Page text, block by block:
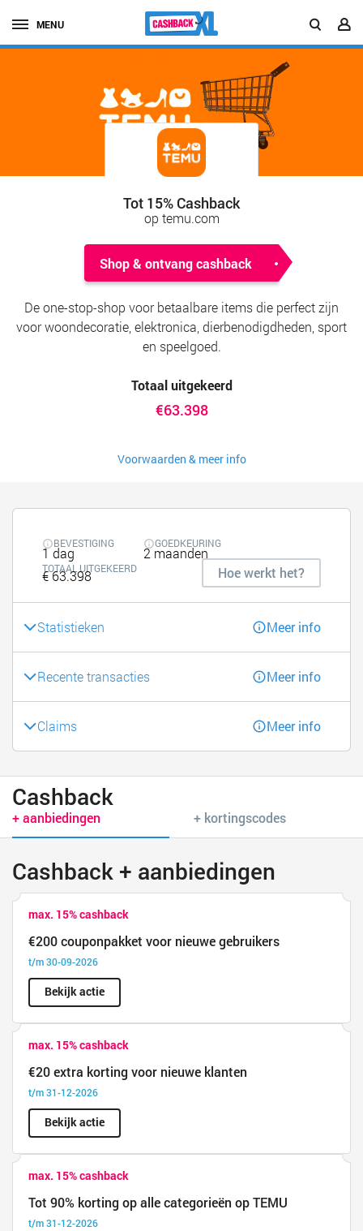
MENU
Tot 15% Cashback
op temu.com
Shop & ontvang cashback
De one-stop-shop voor betaalbare items die perfect zijn
voor woondecoratie, elektronica, dierbenodigdheden, sport
en speelgoed.
Totaal uitgekeerd
€63.398
Voorwaarden & meer info
BEVESTIGING
1 dag
GOEDKEURING
2 maanden
TOTAAL UITGEKEERD
€ 63.398 Hoe werkt het?
Statistieken Meer info
Recente transacties Meer info
Claims Meer info
Cashback
+ aanbiedingen + kortingscodes
Cashback + aanbiedingen
max. 15% cashback
€200 couponpakket voor nieuwe gebruikers
t/m 30-09-2026
Bekijk actie
max. 15% cashback
€20 extra korting voor nieuwe klanten
t/m 31-12-2026
Bekijk actie
max. 15% cashback
Tot 90% korting op alle categorieën op TEMU
t/m 31-12-2026